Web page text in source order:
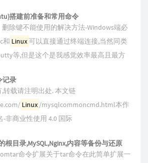
搭建前准备和常用命令
删除键不能使用的解决方法-Windows端必
和 Linux可以直接通过终端连接,当然同类
等,但是这个是我感觉效率最高且最方
记录
转载请注明出处. 本文链
Linux /mysqlcommoncmd.html本作
非商业性使用 4.0 国际
根目录,MySQL,Nginx,内容等备份与还原
命令扩展关于tar命令在此简单扩展一